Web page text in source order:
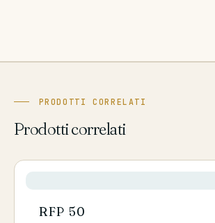
PRODOTTI CORRELATI
Prodotti correlati
RFP 50